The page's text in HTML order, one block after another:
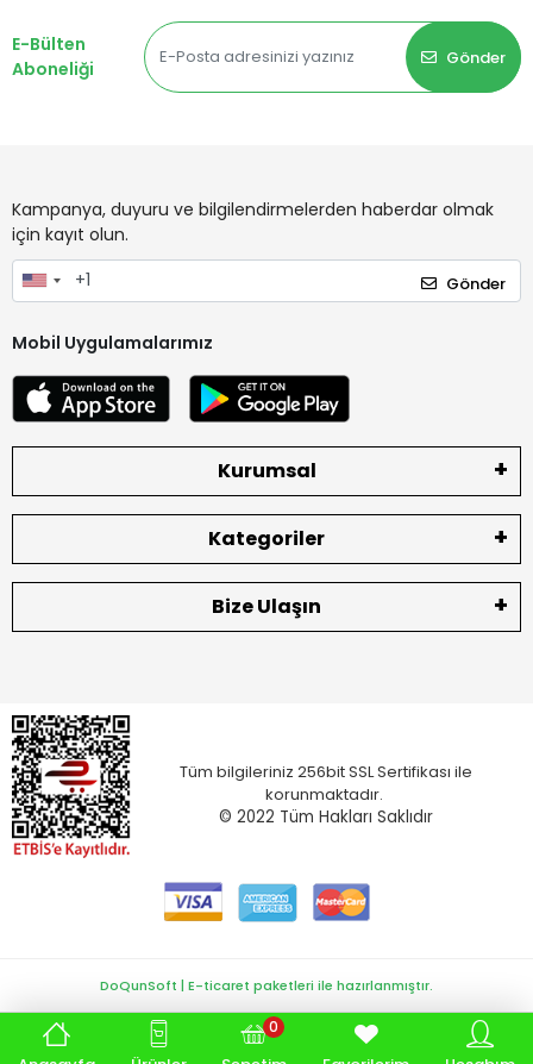
E-Bülten
Aboneliği
Gönder
Kampanya, duyuru ve bilgilendirmelerden haberdar olmak
için kayıt olun.
Gönder
Mobil Uygulamalarımız
Kurumsal
Kategoriler
Bize Ulaşın
Tüm bilgileriniz 256bit SSL Sertifikası ile
korunmaktadır.
© 2022 Tüm Hakları Saklıdır
0
DoQunSoft | E-ticaret paketleri ile hazırlanmıştır.